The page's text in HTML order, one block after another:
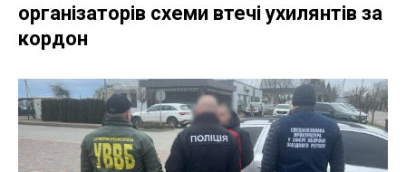
організаторів схеми втечі ухилянтів за
кордон